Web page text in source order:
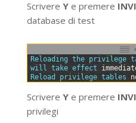
Scrivere Ye premere
database di test
Reloading the privilege
will take effect
Reload privilege tables
Scrivere Ye premere
privilegi